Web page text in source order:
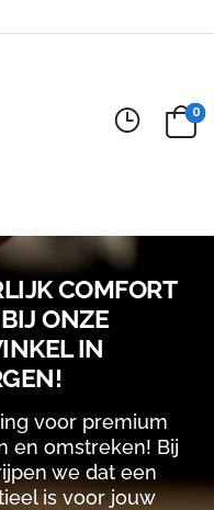
0
COMFORT
ONZE
IN
voor premium
en omstreken! Bij
we dat een
is voor jouw